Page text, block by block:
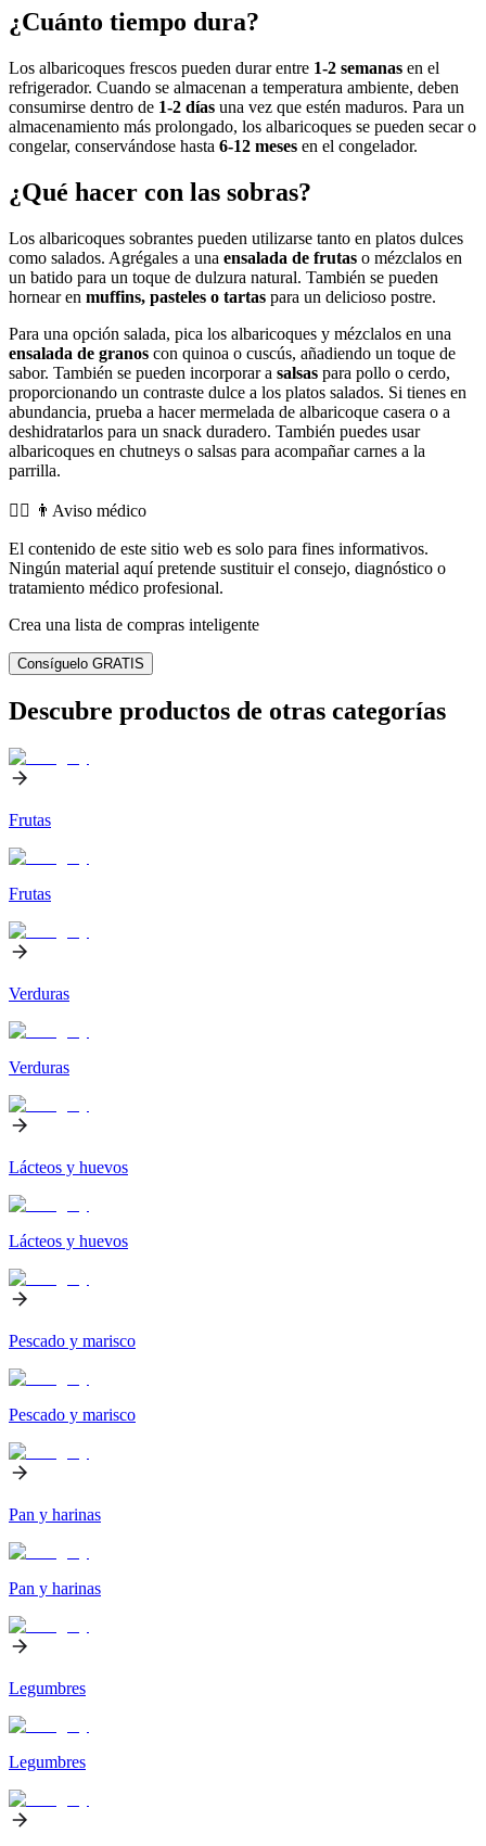
¿Cuánto tiempo dura?
Los albaricoques frescos pueden durar entre 1-2 semanas en el
refrigerador. Cuando se almacenan a temperatura ambiente, deben
consumirse dentro de 1-2 días una vez que estén maduros. Para un
almacenamiento más prolongado, los albaricoques se pueden secar o
congelar, conservándose hasta 6-12 meses en el congelador.
¿Qué hacer con las sobras?
Los albaricoques sobrantes pueden utilizarse tanto en platos dulces
como salados. Agrégales a una ensalada de frutas o mézclalos en
un batido para un toque de dulzura natural. También se pueden
hornear en muffins, pasteles o tartas para un delicioso postre.
Para una opción salada, pica los albaricoques y mézclalos en una
ensalada de granos con quinoa o cuscús, añadiendo un toque de
sabor. También se pueden incorporar a salsas para pollo o cerdo,
proporcionando un contraste dulce a los platos salados. Si tienes en
abundancia, prueba a hacer mermelada de albaricoque casera o a
deshidratarlos para un snack duradero. También puedes usar
albaricoques en chutneys o salsas para acompañar carnes a la
parrilla.
👨‍⚕️️ 👨Aviso médico
El contenido de este sitio web es solo para fines informativos.
Ningún material aquí pretende sustituir el consejo, diagnóstico o
tratamiento médico profesional.
Crea una lista de compras inteligente
Consíguelo GRATIS
Descubre productos de otras categorías
Frutas
Frutas
Verduras
Verduras
Lácteos y huevos
Lácteos y huevos
Pescado y marisco
Pescado y marisco
Pan y harinas
Pan y harinas
Legumbres
Legumbres